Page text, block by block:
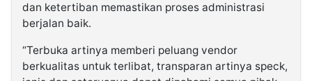
dan ketertiban memastikan proses administrasi
berjalan baik.
“Terbuka artinya memberi peluang vendor
berkualitas untuk terlibat, transparan artinya speck,